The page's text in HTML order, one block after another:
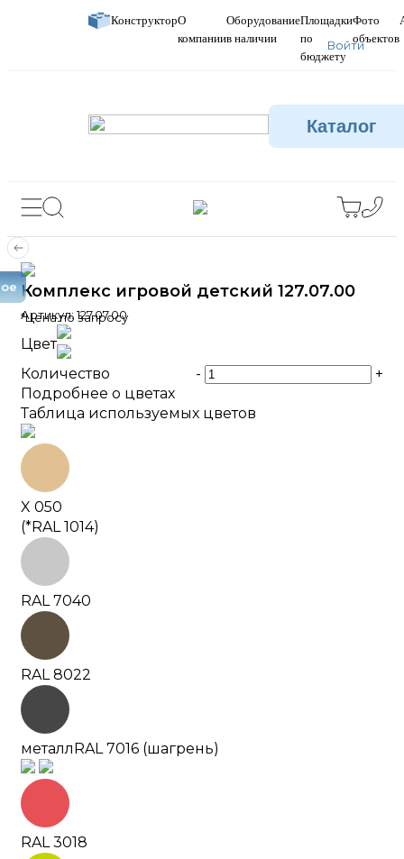
КонструкторО
компании
Оборудование
в наличии
Площадки
по
бюджету
Фото
объектов
Войти
Каталог
Комплекс игровой детский 127.07.00
Артикул:127.07.00
*Цена по запросу
Цвет
Количество
-
+
Подробнее о цветах
Таблица используемых цветов
X 050
(*RAL 1014)
RAL 7040
RAL 8022
металлRAL 7016 (шагрень)
RAL 3018